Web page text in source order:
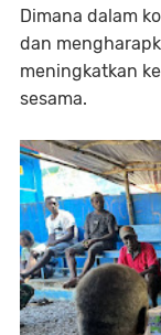
Dimana dalam
dan
meningkatkan
sesama.